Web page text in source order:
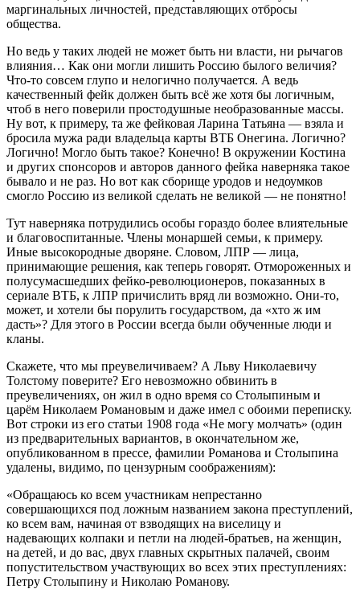
маргинальных личностей, представляющих отбросы
общества.
Но ведь у таких людей не может быть ни власти, ни рычагов
влияния… Как они могли лишить Россию былого величия?
Что-то совсем глупо и нелогично получается. А ведь
качественный фейк должен быть всё же хотя бы логичным,
чтоб в него поверили простодушные необразованные массы.
Ну вот, к примеру, та же фейковая Ларина Татьяна — взяла и
бросила мужа ради владельца карты ВТБ Онегина. Логично?
Логично! Могло быть такое? Конечно! В окружении Костина
и других спонсоров и авторов данного фейка наверняка такое
бывало и не раз. Но вот как сборище уродов и недоумков
смогло Россию из великой сделать не великой — не понятно!
Тут наверняка потрудились особы гораздо более влиятельные
и благовоспитанные. Члены монаршей семьи, к примеру.
Иные высокородные дворяне. Словом, ЛПР — лица,
принимающие решения, как теперь говорят. Отмороженных и
полусумасшедших фейко-революционеров, показанных в
сериале ВТБ, к ЛПР причислить вряд ли возможно. Они-то,
может, и хотели бы порулить государством, да «хто ж им
дасть»? Для этого в России всегда были обученные люди и
кланы.
Скажете, что мы преувеличиваем? А Льву Николаевичу
Толстому поверите? Его невозможно обвинить в
преувеличениях, он жил в одно время со Столыпиным и
царём Николаем Романовым и даже имел с обоими переписку.
Вот строки из его статьи 1908 года «Не могу молчать» (один
из предварительных вариантов, в окончательном же,
опубликованном в прессе, фамилии Романова и Столыпина
удалены, видимо, по цензурным соображениям):
«Обращаюсь ко всем участникам непрестанно
совершающихся под ложным названием закона преступлений,
ко всем вам, начиная от взводящих на виселицу и
надевающих колпаки и петли на людей-братьев, на женщин,
на детей, и до вас, двух главных скрытных палачей, своим
попустительством участвующих во всех этих преступлениях:
Петру Столыпину и Николаю Романову.